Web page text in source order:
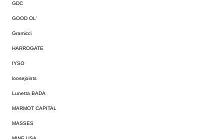
GDC
GOOD OL'
Gramicci
HARROGATE
IYSO
loosejoints
Lunetta BADA
MARMOT CAPITAL
MASSES